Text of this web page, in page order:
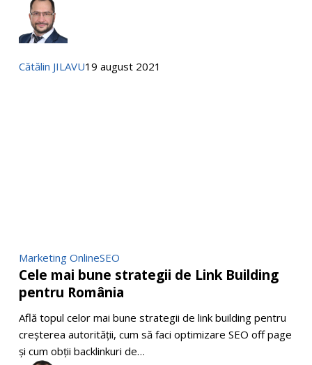
Cătălin JILAVU19 august 2021
Cele
mai
bune
de
Link
Building
Marketing OnlineSEO
Cele mai bune strategii de Link Building
pentru România
Află topul celor mai bune strategii de link building pentru
creșterea autorității, cum să faci optimizare SEO off page
și cum obții backlinkuri de…